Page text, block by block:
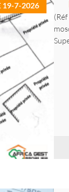
19-7-2026